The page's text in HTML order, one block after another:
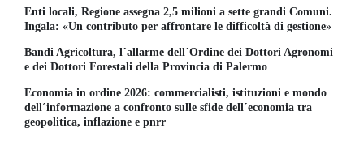
Enti locali, Regione assegna 2,5 milioni a sette grandi Comuni.
Ingala: «Un contributo per affrontare le difficoltà di gestione»
Bandi Agricoltura, l´allarme dell´Ordine dei Dottori Agronomi
e dei Dottori Forestali della Provincia di Palermo
Economia in ordine 2026: commercialisti, istituzioni e mondo
dell´informazione a confronto sulle sfide dell´economia tra
geopolitica, inflazione e pnrr